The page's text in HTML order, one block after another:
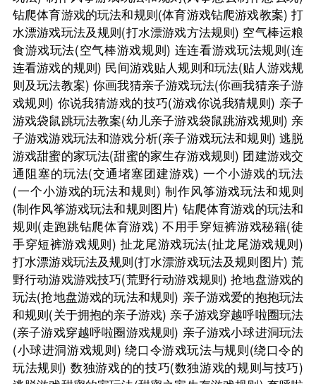
钻爬体育游戏的玩法和规则(体育游戏钻爬游戏教案) 打
水漂游戏玩法及规则(打水漂游戏方法规则) 空气棒运粮
食游戏玩法(空气棒游戏规则) 连连看游戏玩法规则(连
连看游戏的规则) 民间游戏贴人规则和玩法(贴人游戏规
则及玩法教案) 你画我猜亲子游戏玩法(你画我猜亲子游
戏规则) 你说我猜游戏的技巧(游戏你说我猜规则) 亲子
游戏袋鼠跳玩法教案(幼儿亲子游戏袋鼠跳游戏规则) 亲
子游戏游戏玩法和游戏分析(亲子游戏玩法和规则) 逃脱
游戏甜蜜的家玩法(甜蜜的家生存游戏规则) 团建游戏交
通阻塞的玩法(交通堵塞团建游戏) 一个小游戏的玩法
(一个小游戏的玩法和规则) 制作风筝游戏玩法和规则
(制作风筝游戏玩法和规则图片) 钻爬体育游戏的玩法和
规则(走跑跳钻爬体育游戏) 不用手穿短裤游戏秘籍(徒
手穿短裤游戏规则) 扯龙尾游戏玩法(扯龙尾游戏规则)
打水漂游戏玩法及规则(打水漂游戏玩法及规则图片) 荒
野行动游戏游戏技巧(荒野行动游戏规则) 抢地盘游戏的
玩法(抢地盘游戏的玩法和规则) 亲子游戏爱的抱抱玩法
和规则(关于拥抱的亲子游戏) 亲子游戏穿越呼啦圈玩法
(亲子游戏穿越呼啦圈游戏规则) 亲子游戏小球进洞玩法
(小球进洞游戏规则) 绕口令游戏玩法与规则(绕口令的
玩法规则) 数独游戏的的技巧(数独游戏的规则与技巧)